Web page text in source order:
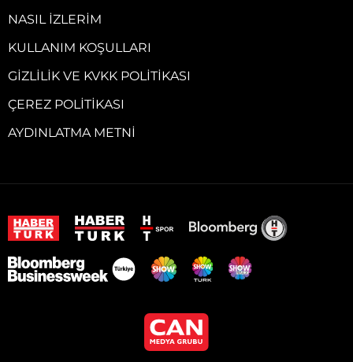
NASIL İZLERIM
KULLANIM KOŞULLARI
GIZLILIK VE KVKK POLITIKASI
ÇEREZ POLITIKASI
AYDINLATMA METNI